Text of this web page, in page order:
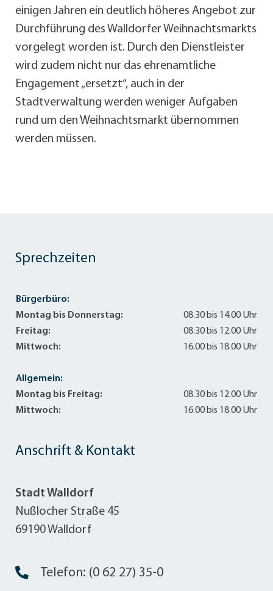
einigen Jahren ein deutlich höheres Angebot zur
Durchführung des Walldorfer Weihnachtsmarkts
vorgelegt worden ist. Durch den Dienstleister
wird zudem nicht nur das ehrenamtliche
Engagement „ersetzt“, auch in der
Stadtverwaltung werden weniger Aufgaben
rund um den Weihnachtsmarkt übernommen
werden müssen.
Anschrift & Kontakt
Stadt Walldorf
Nußlocher Straße 45
69190 Walldorf
Telefon: (0 62 27) 35-0
Sprechzeiten
Bürgerbüro:
Montag bis Donnerstag:
08.30 bis 14.00 Uhr
Freitag:
08.30 bis 12.00 Uhr
Mittwoch:
16.00 bis 18.00 Uhr
Allgemein:
Montag bis Freitag:
08.30 bis 12.00 Uhr
Mittwoch:
16.00 bis 18.00 Uhr